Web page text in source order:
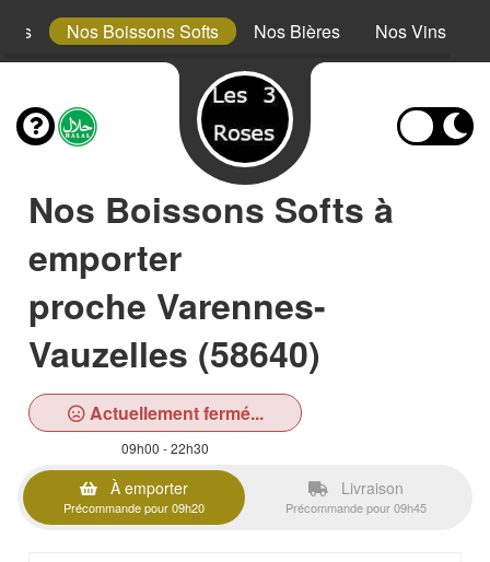
Nos Boissons Softs Nos Bières Nos Vins
Nos Boissons Softs à
emporter
proche Varennes-
Vauzelles (58640)
Actuellement fermé...
09h00 - 22h30
À emporter
Précommande pour 09h20
Livraison
Précommande pour 09h45